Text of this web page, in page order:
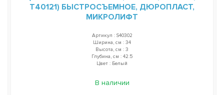
T40121) БЫСТРОСЪЕМНОЕ, ДЮРОПЛАСТ,
МИКРОЛИФТ
Артикул : S40302
Ширина, см : 34
Высота, см : 3
Глубина, см : 42.5
Цвет : Белый
В наличии